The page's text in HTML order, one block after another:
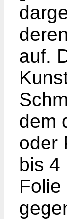
auf.
dem
oder
bis 4
Folie